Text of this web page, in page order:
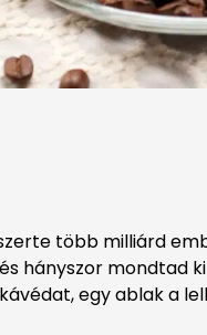
több milliárd
hányszor mondtad
egy ablak a